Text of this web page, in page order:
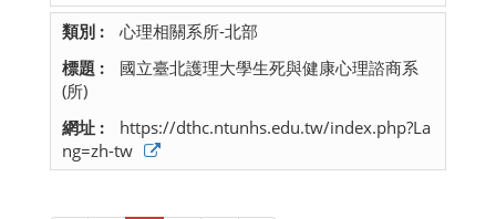
心理相關系所-北部
國立臺北護理大學生死與健康心理諮商系
(所)
https://dthc.ntunhs.edu.tw/index.php?La
ng=zh-tw